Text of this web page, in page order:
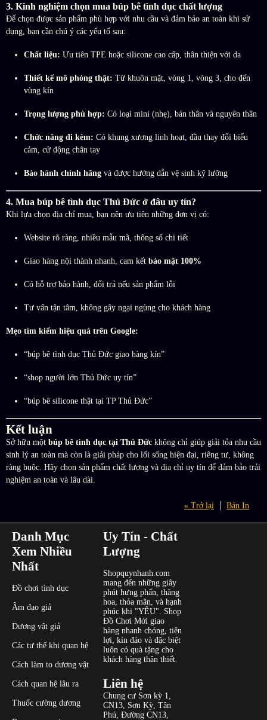
3. Kinh nghiệm chọn mua búp bê tình dục chất lượng
Để chọn được sản phẩm phù hợp với nhu cầu và đảm bảo an toàn khi sử
dụng, bạn cần chú ý các yếu tố sau:
Chất liệu: Ưu tiên TPE hoặc silicone cao cấp, thân thiện với da
Thiết kế mô phỏng thật: Từ khuôn mặt, vòng 1, vòng 3, cho đến
vùng kín
Trọng lượng phù hợp: Có loại mini (nhẹ), bán thân và nguyên thân
Chức năng đi kèm: Có khung xương linh hoạt, đầu thay đổi biểu
cảm, cử động chân tay
Bảo hành chính hãng và được hướng dẫn vệ sinh kỹ lưỡng
4. Mua búp bê tình dục Thủ Đức ở đâu uy tín?
Khi lựa chọn địa chỉ mua, bạn nên ưu tiên những đơn vị có:
Website rõ ràng, nhiều mẫu mã, thông số chi tiết
Giao hàng nội thành nhanh, cam kết bảo mật 100%
Có hỗ trợ bảo hành, đổi trả nếu sản phẩm lỗi
Tư vấn tận tâm, không gây ngại ngùng cho khách hàng
Mẹo tìm kiếm hiệu quả trên Google:
“búp bê tình dục Thủ Đức giao hàng kín”
“shop người lớn Thủ Đức uy tín”
“búp bê silicone thật tại TP Thủ Đức”
Kết luận
Sở hữu một búp bê tình dục tại Thủ Đức không chỉ giúp giải tỏa nhu cầu
sinh lý an toàn mà còn là giải pháp cho lối sống hiện đại, riêng tư, không
ràng buộc. Hãy chọn sản phẩm chất lượng và địa chỉ uy tín để đảm bảo trải
nghiệm an toàn và lâu dài.
Bản In
« Trở lại
Danh Mục
Xem Nhiều
Nhất
Đồ chơi tình dục
Âm đạo giả
Dương vật giả
Các tư thế khi quan hệ
Cách làm to dương vật
Cách quan hệ lâu ra
Thuốc cường dương
Uy Tín - Chất
Lượng
Shopquynhanh.com
mang đến những giây
phút hưng phấn, thăng
hoa, thỏa mãn, và hạnh
phúc khi "YÊU". Shop
Đồ Chơi Mới giao
hàng nhanh chóng, tiện
lợi, kín đáo và đặc biệt
luôn có quà tặng cho
khách hàng thân thiết.
Liên hệ
Chung cư Sơn kỳ 1,
CN13, Sơn Kỳ, Tân
Phú, Đường CN13,